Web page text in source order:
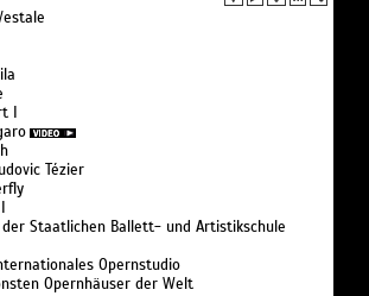
I
Tézier
der Staatlichen Ballett- und Artistikschule
Opernstudio
Opernhäuser der Welt